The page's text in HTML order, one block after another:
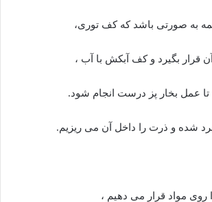
به صورتی باشد که کف توری،
قرار بگیرد و کف آبکش با آب ،
تا عمل بخار پز درست انجام شود.
شده و ذرت را داخل آن می ریزیم.
مواد قرار می دهیم ،